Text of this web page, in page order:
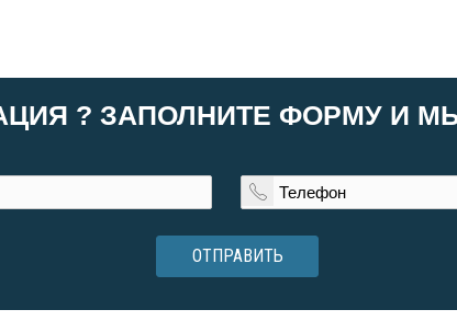
? ЗАПОЛНИТЕ ФОРМУ И
ОТПРАВИТЬ